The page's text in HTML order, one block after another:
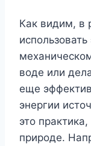
Как видим, в
воде или
еще
энергии
это
природе.